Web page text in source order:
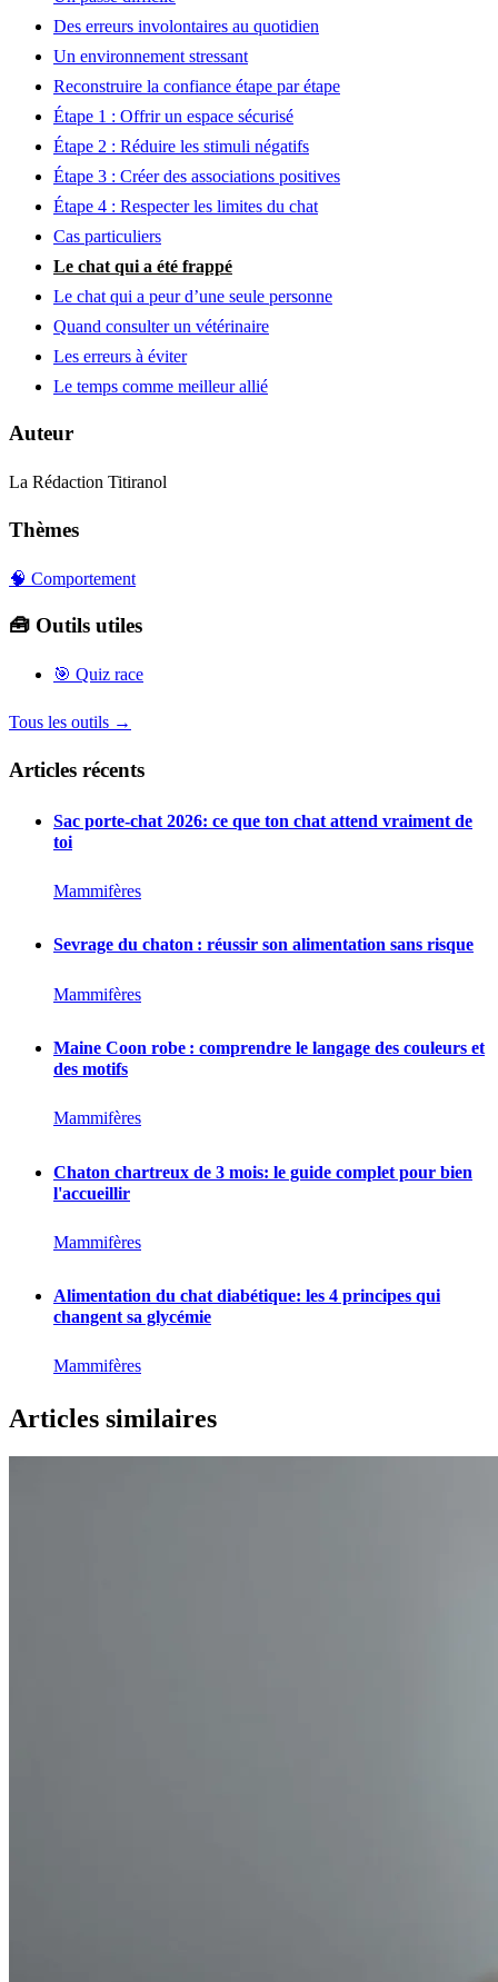
Des erreurs involontaires au quotidien
Un environnement stressant
Reconstruire la confiance étape par étape
Étape 1 : Offrir un espace sécurisé
Étape 2 : Réduire les stimuli négatifs
Étape 3 : Créer des associations positives
Étape 4 : Respecter les limites du chat
Cas particuliers
Le chat qui a été frappé
Le chat qui a peur d’une seule personne
Quand consulter un vétérinaire
Les erreurs à éviter
Le temps comme meilleur allié
Auteur
La Rédaction Titiranol
Thèmes
🧠 Comportement
🧰 Outils utiles
🎯 Quiz race
Tous les outils →
Articles récents
Sac porte-chat 2026: ce que ton chat attend vraiment de
toi
Mammifères
Sevrage du chaton : réussir son alimentation sans risque
Mammifères
Maine Coon robe : comprendre le langage des couleurs et
des motifs
Mammifères
Chaton chartreux de 3 mois: le guide complet pour bien
l'accueillir
Mammifères
Alimentation du chat diabétique: les 4 principes qui
changent sa glycémie
Mammifères
Articles similaires